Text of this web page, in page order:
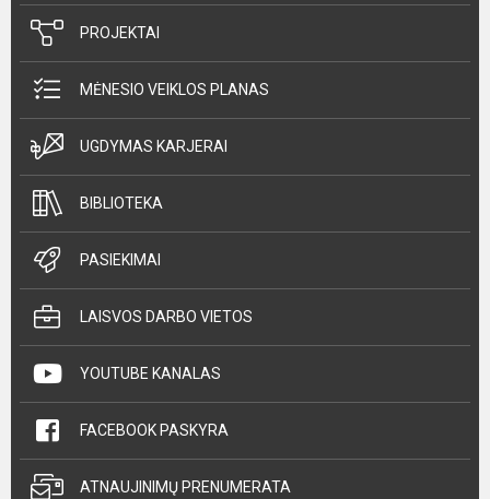
PROJEKTAI
MĖNESIO VEIKLOS PLANAS
UGDYMAS KARJERAI
BIBLIOTEKA
PASIEKIMAI
LAISVOS DARBO VIETOS
YOUTUBE KANALAS
FACEBOOK PASKYRA
ATNAUJINIMŲ PRENUMERATA